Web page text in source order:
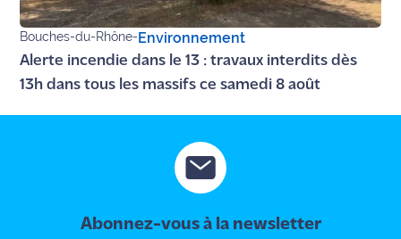
Bouches-du-Rhône-Environnement
Alerte incendie dans le 13 : travaux interdits dès
13h dans tous les massifs ce samedi 8 août
Abonnez-vous à la newsletter